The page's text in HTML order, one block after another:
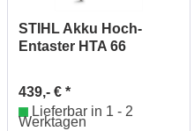
STIHL Akku Hoch-
Entaster HTA 66
439,- € *
Lieferbar in 1 - 2
Werktagen